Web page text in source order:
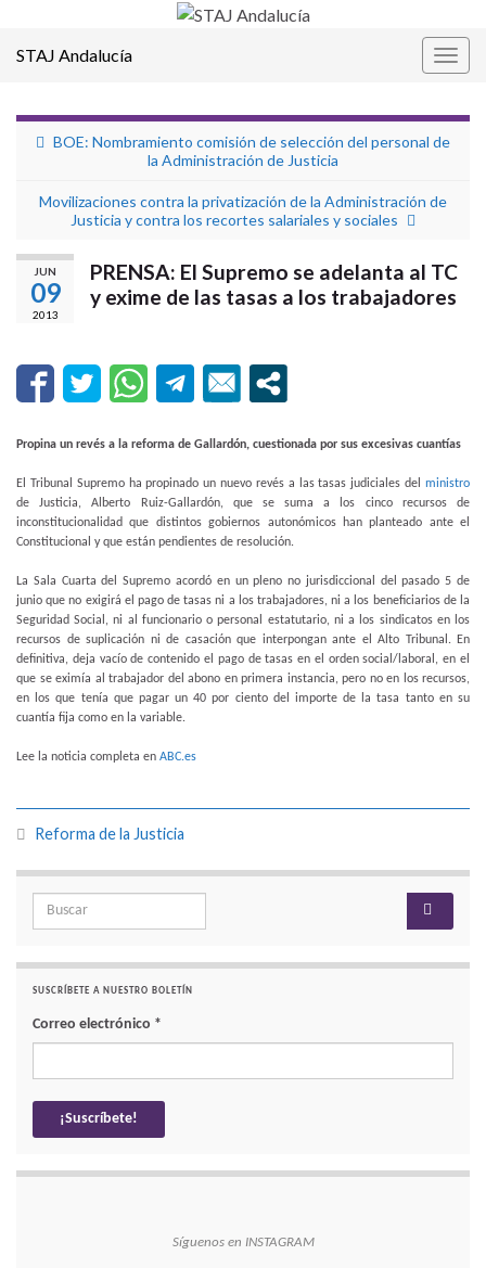
STAJ Andalucía
BOE: Nombramiento comisión de selección del personal de
la Administración de Justicia
Movilizaciones contra la privatización de la Administración de
Justicia y contra los recortes salariales y sociales
JUN
09
2013
PRENSA: El Supremo se adelanta al TC
y exime de las tasas a los trabajadores
Propina un revés a la reforma de Gallardón, cuestionada por sus excesivas cuantías
El Tribunal Supremo ha propinado un nuevo revés a las tasas judiciales del ministro
de Justicia, Alberto Ruiz-Gallardón, que se suma a los cinco recursos de
inconstitucionalidad que distintos gobiernos autonómicos han planteado ante el
Constitucional y que están pendientes de resolución.
La Sala Cuarta del Supremo acordó en un pleno no jurisdiccional del pasado 5 de
junio que no exigirá el pago de tasas ni a los trabajadores, ni a los beneficiarios de la
Seguridad Social, ni al funcionario o personal estatutario, ni a los sindicatos en los
recursos de suplicación ni de casación que interpongan ante el Alto Tribunal. En
definitiva, deja vacío de contenido el pago de tasas en el orden social/laboral, en el
que se eximía al trabajador del abono en primera instancia, pero no en los recursos,
en los que tenía que pagar un 40 por ciento del importe de la tasa tanto en su
cuantía fija como en la variable.
Lee la noticia completa en ABC.es
Reforma de la Justicia
Search for:
SUSCRÍBETE A NUESTRO BOLETÍN
Correo electrónico *
Síguenos en INSTAGRAM